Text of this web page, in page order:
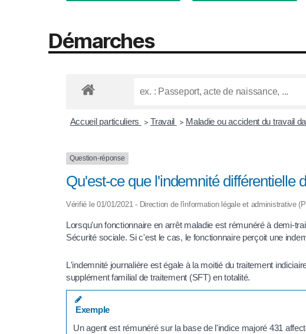
Démarches
Accueil particuliers > Travail > Maladie ou accident du travail
Question-réponse
Qu'est-ce que l'indemnité différentielle
Vérifié le 01/01/2021 - Direction de l'information légale et administrative
Lorsqu'un fonctionnaire en arrêt maladie est rémunéré à demi-
Sécurité sociale. Si c'est le cas, le fonctionnaire perçoit une
L'indemnité journalière est égale à la moitié du traitement
supplément familial de traitement (SFT) en totalité.
Exemple
Un agent est rémunéré sur la base de l'indice majoré 431